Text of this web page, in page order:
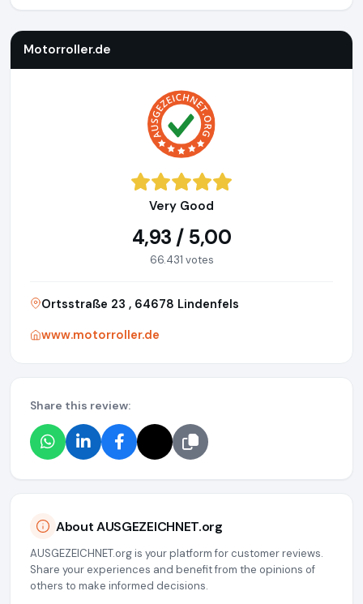
Motorroller.de
Very Good
4,93 / 5,00
66.431 votes
Ortsstraße 23 , 64678 Lindenfels
www.motorroller.de
Share this review:
About AUSGEZEICHNET.org
AUSGEZEICHNET.org is your platform for customer reviews.
Share your experiences and benefit from the opinions of
others to make informed decisions.